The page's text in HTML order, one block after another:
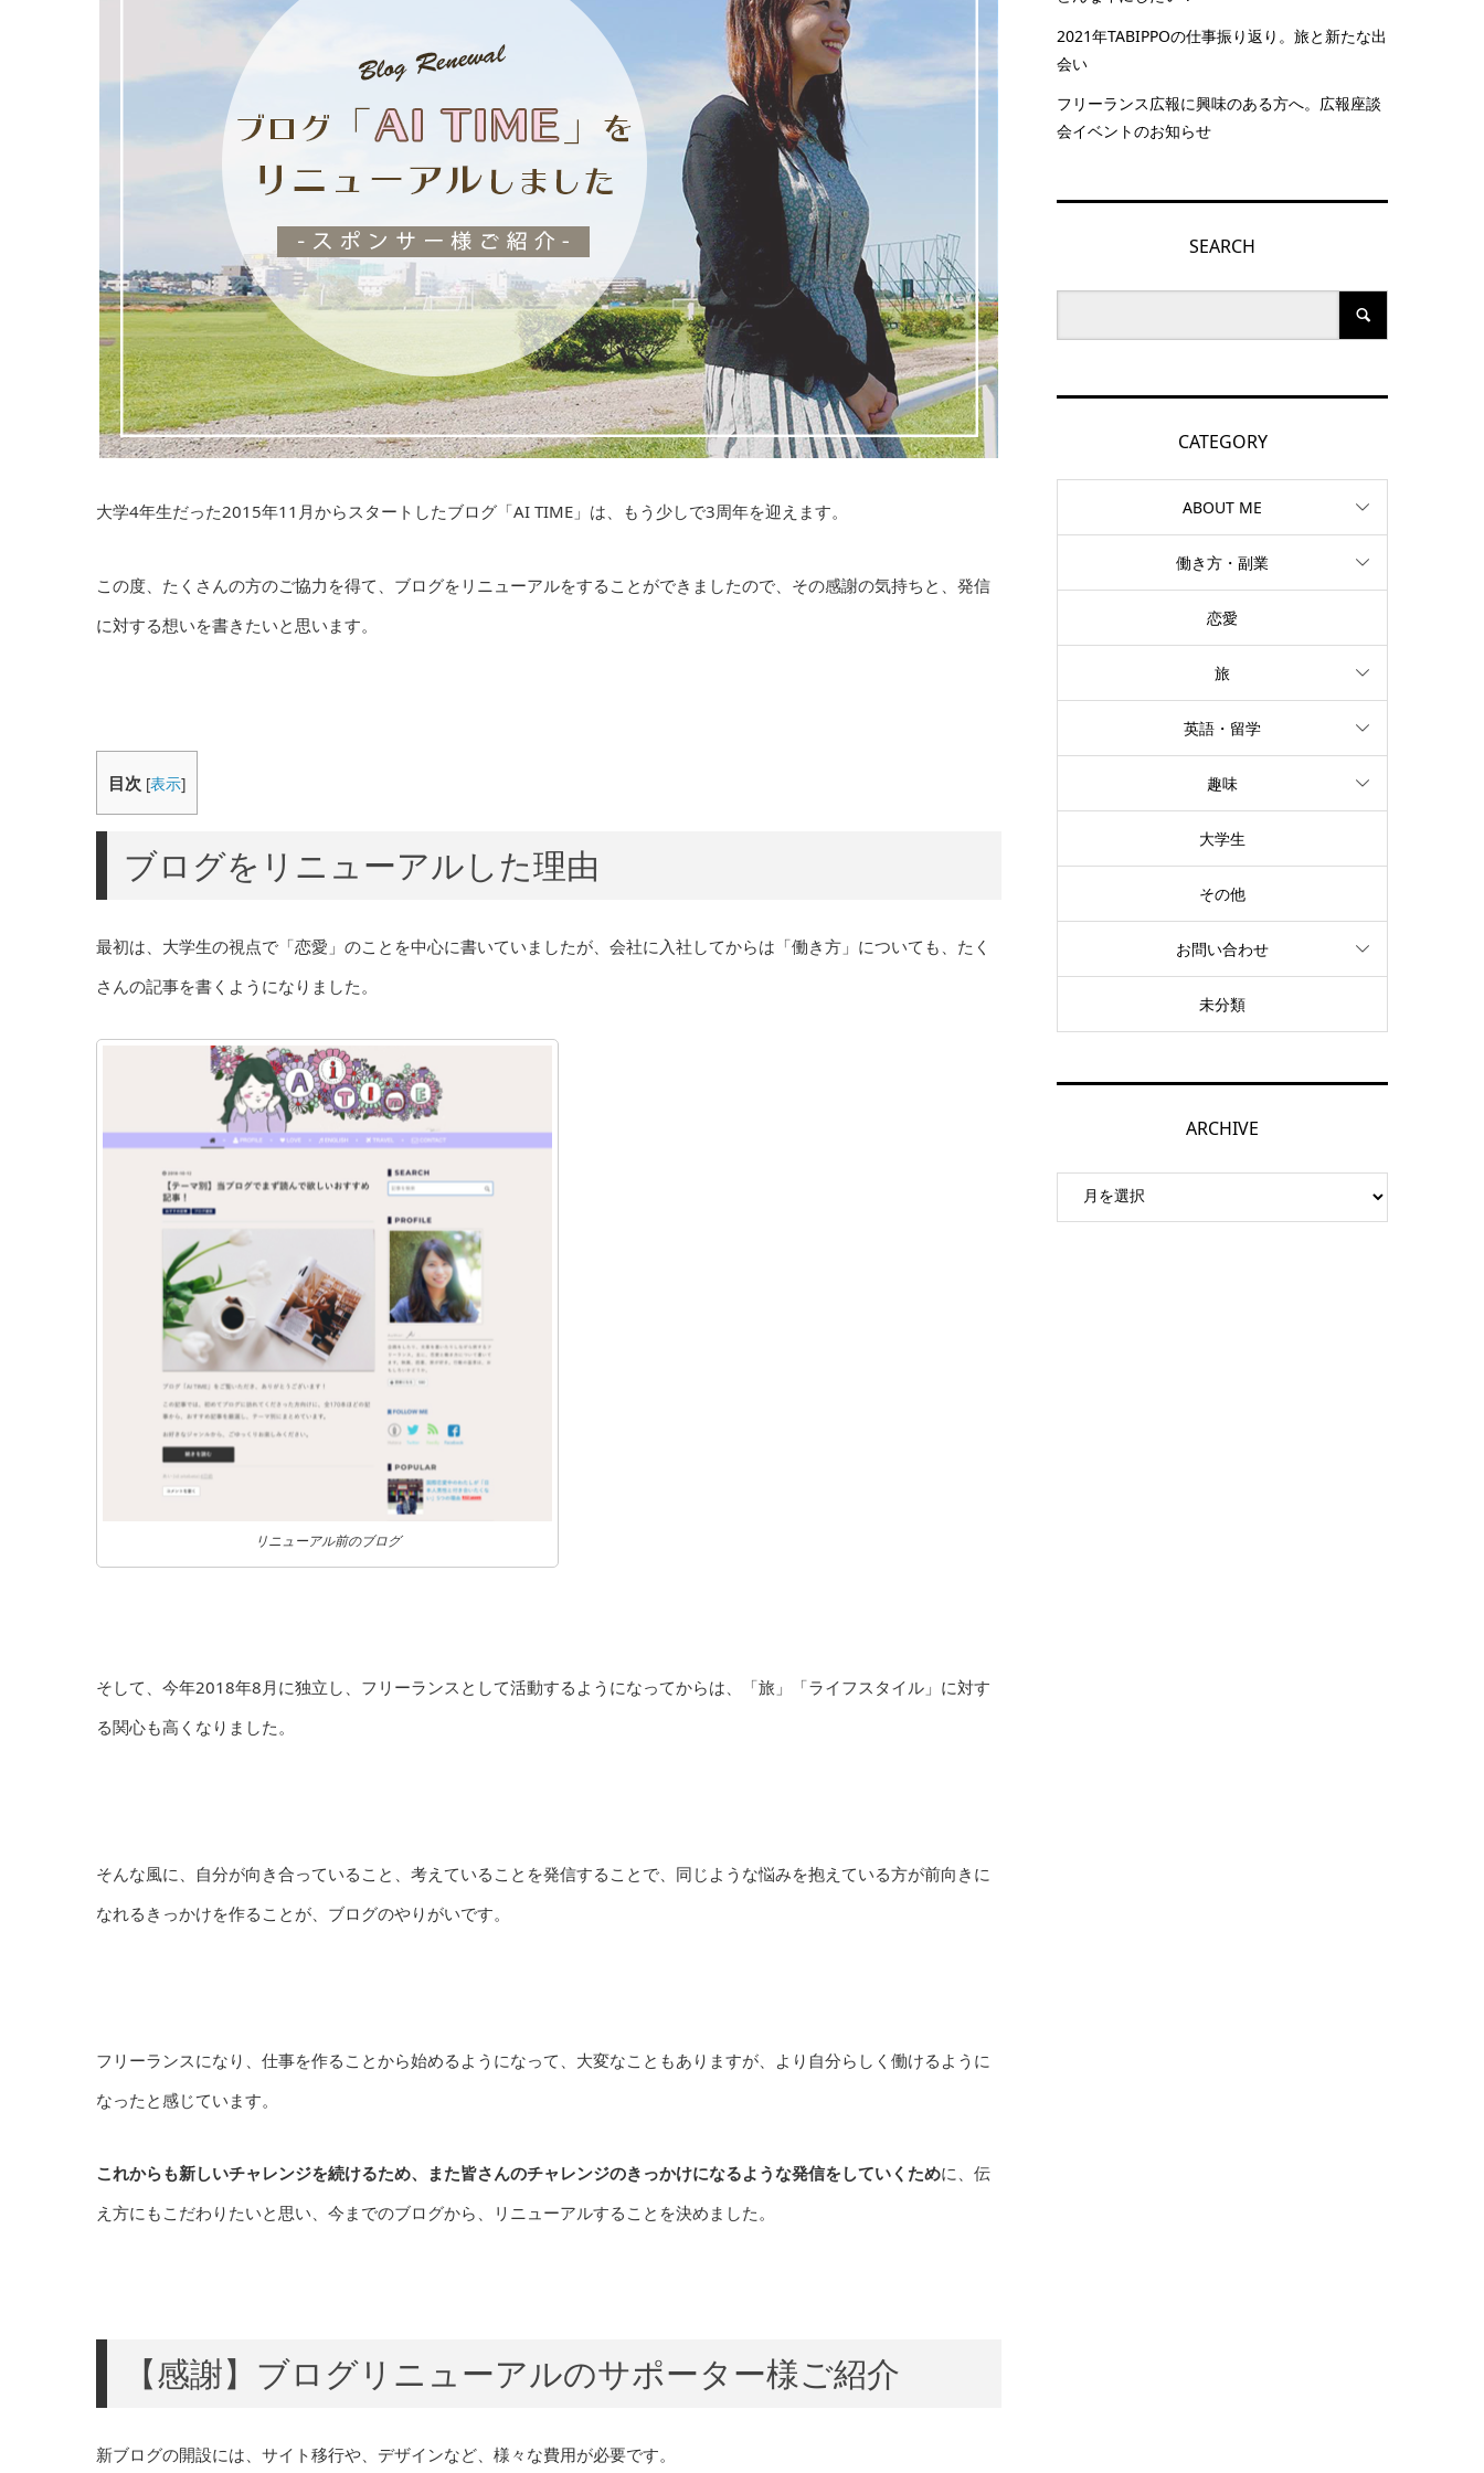
大学4年生だった2015年11月からスタートしたブログ「AI TIME」は、もう少しで3周年を迎えます。
この度、たくさんの方のご協力を得て、ブログをリニューアルをすることができましたので、その感謝の気持ちと、発信
に対する想いを書きたいと思います。
目次 [表示]
ブログをリニューアルした理由
最初は、大学生の視点で「恋愛」のことを中心に書いていましたが、会社に入社してからは「働き方」についても、たく
さんの記事を書くようになりました。
リニューアル前のブログ
そして、今年2018年8月に独立し、フリーランスとして活動するようになってからは、「旅」「ライフスタイル」に対す
る関心も高くなりました。
そんな風に、自分が向き合っていること、考えていることを発信することで、同じような悩みを抱えている方が前向きに
なれるきっかけを作ることが、ブログのやりがいです。
フリーランスになり、仕事を作ることから始めるようになって、大変なこともありますが、より自分らしく働けるように
なったと感じています。
これからも新しいチャレンジを続けるため、また皆さんのチャレンジのきっかけになるような発信をしていくために、伝
え方にもこだわりたいと思い、今までのブログから、リニューアルすることを決めました。
【感謝】ブログリニューアルのサポーター様ご紹介
新ブログの開設には、サイト移行や、デザインなど、様々な費用が必要です。
2021年TABIPPOの仕事振り返り。旅と新たな出
会い
フリーランス広報に興味のある方へ。広報座談
会イベントのお知らせ
SEARCH
CATEGORY
ABOUT ME
働き方・副業
恋愛
旅
英語・留学
趣味
大学生
その他
お問い合わせ
未分類
ARCHIVE